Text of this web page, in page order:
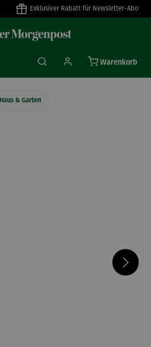
Exklusiver Rabatt für Newsletter-Abo
Warenkorb
Haus & Garten